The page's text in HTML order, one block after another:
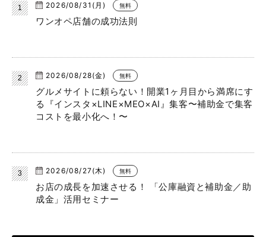
2026/08/31(月) 無料
ワンオペ店舗の成功法則
2026/08/28(金) 無料
グルメサイトに頼らない！開業1ヶ月目から満席にす
る『インスタ×LINE×MEO×AI』集客〜補助金で集客
コストを最小化へ！〜
2026/08/27(木) 無料
お店の成長を加速させる！ 「公庫融資と補助金／助
成金」活用セミナー